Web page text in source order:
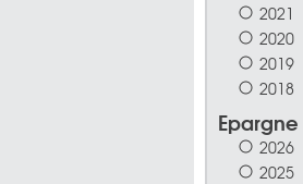
2021
2020
2019
2018
Epargne
2026
2025